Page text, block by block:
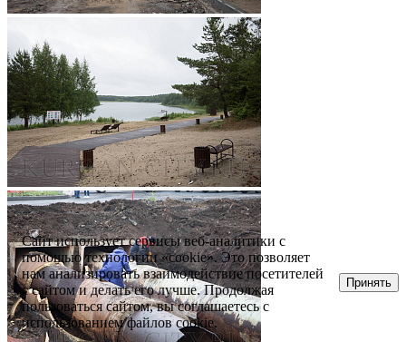
Сайт использует сервисы веб-аналитики с
помощью технологии «cookie». Это позволяет
нам анализировать взаимодействие посетителей
с сайтом и делать его лучше. Продолжая
пользоваться сайтом, вы соглашаетесь с
использованием файлов cookie.
Принять